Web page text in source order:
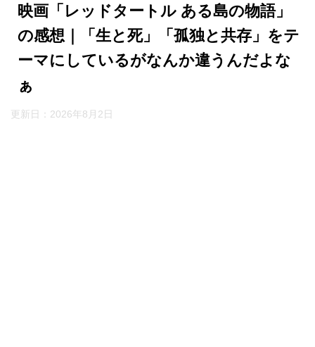
映画「レッドタートル ある島の物語」
の感想｜「生と死」「孤独と共存」をテ
ーマにしているがなんか違うんだよな
ぁ
更新日： 2026年8月2日